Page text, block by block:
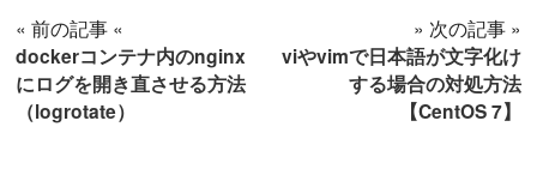
« 前の記事 «
dockerコンテナ内のnginx
にログを開き直させる方法
（logrotate）
» 次の記事 »
viやvimで日本語が文字化け
する場合の対処方法
【CentOS 7】